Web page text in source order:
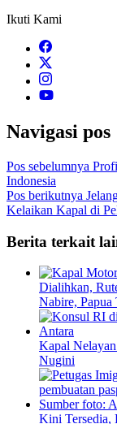
Ikuti Kami
Navigasi pos
Pos sebelumnya
Indonesia
Pos berikutnya
Kelaikan Kapal di
Berita terkait
Dialihkan,
Nabire, Papua
Kapal
Nugini
Kini Tersedia,